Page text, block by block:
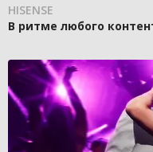
HISENSE
В ритме любого